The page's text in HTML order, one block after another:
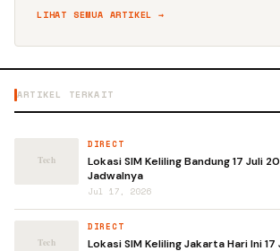
LIHAT SEMUA ARTIKEL →
ARTIKEL TERKAIT
DIRECT
Lokasi SIM Keliling Bandung 17 Juli
Jadwalnya
Jul 17, 2026
DIRECT
Lokasi SIM Keliling Jakarta Hari Ini